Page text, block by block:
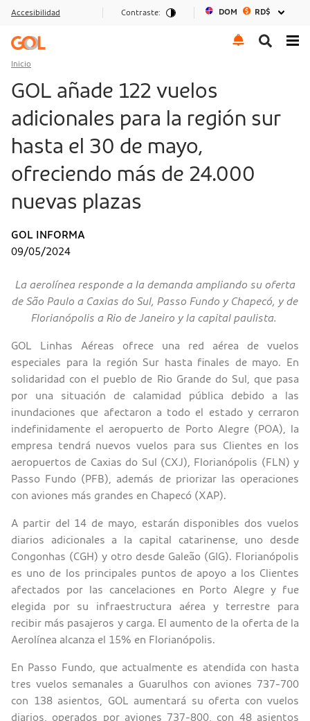
Ir al menu
Ir al contenido
Ir al pie de página
Accesibilidad Contraste: DOM RD$
Inicio
GOL añade 122 vuelos
adicionales para la región sur
hasta el 30 de mayo,
ofreciendo más de 24.000
nuevas plazas
GOL INFORMA
09/05/2024
La aerolínea responde a la demanda ampliando su oferta
de São Paulo a Caxias do Sul, Passo Fundo y Chapecó, y de
Florianópolis a Rio de Janeiro y la capital paulista.
GOL Linhas Aéreas ofrece una red aérea de vuelos
especiales para la región Sur hasta finales de mayo. En
solidaridad con el pueblo de Rio Grande do Sul, que pasa
por una situación de calamidad pública debido a las
inundaciones que afectaron a todo el estado y cerraron
indefinidamente el aeropuerto de Porto Alegre (POA), la
empresa tendrá nuevos vuelos para sus Clientes en los
aeropuertos de Caxias do Sul (CXJ), Florianópolis (FLN) y
Passo Fundo (PFB), además de priorizar las operaciones
con aviones más grandes en Chapecó (XAP).
A partir del 14 de mayo, estarán disponibles dos vuelos
diarios adicionales a la capital catarinense, uno desde
Congonhas (CGH) y otro desde Galeão (GIG). Florianópolis
es uno de los principales puntos de apoyo a los Clientes
afectados por las cancelaciones en Porto Alegre y fue
elegida por su infraestructura aérea y terrestre para
recibir más pasajeros y carga. El aumento de la oferta de la
Aerolínea alcanza el 15% en Florianópolis.
En Passo Fundo, que actualmente es atendida con hasta
tres vuelos semanales a Guarulhos con aviones 737-700
con 138 asientos, GOL aumentará su oferta con vuelos
diarios, operados por aviones 737-800, con 48 asientos